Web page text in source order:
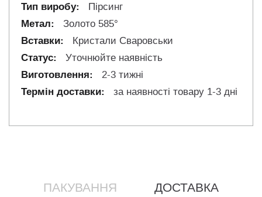
Пірсинг
Золото 585°
Кристали Сваровськи
Уточнюйте наявність
2-3 тижні
за наявності товару 1-3 дні
ПАКУВАННЯ ДОСТАВКА